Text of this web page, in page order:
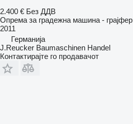
2.400 € Без ДДВ
Опрема за градежна машина - грајфер
2011
Германија
J.Reucker Baumaschinen Handel
Контактирајте го продавачот